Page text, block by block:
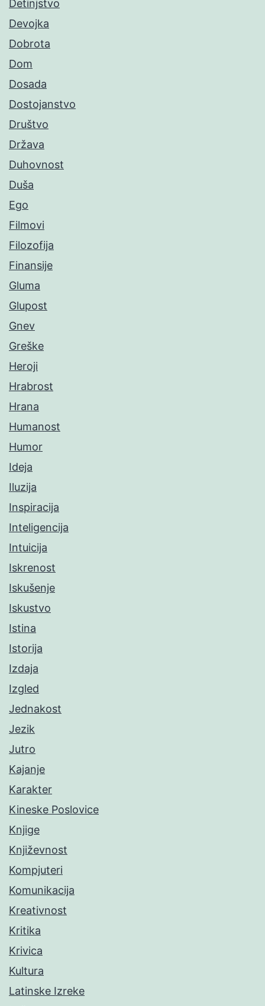
Detinjstvo
Devojka
Dobrota
Dom
Dosada
Dostojanstvo
Društvo
Država
Duhovnost
Duša
Ego
Filmovi
Filozofija
Finansije
Gluma
Glupost
Gnev
Greške
Heroji
Hrabrost
Hrana
Humanost
Humor
Ideja
Iluzija
Inspiracija
Inteligencija
Intuicija
Iskrenost
Iskušenje
Iskustvo
Istina
Istorija
Izdaja
Izgled
Jednakost
Jezik
Jutro
Kajanje
Karakter
Kineske Poslovice
Knjige
Književnost
Kompjuteri
Komunikacija
Kreativnost
Kritika
Krivica
Kultura
Latinske Izreke